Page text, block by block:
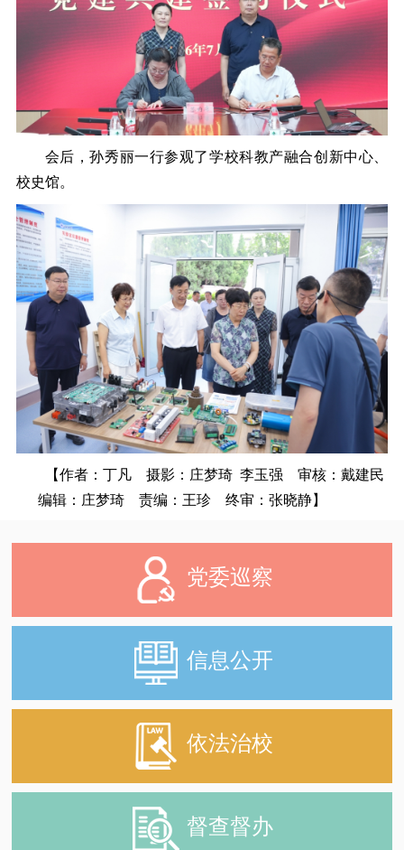
会后，孙秀丽一行参观了学校科教产融合创新中心、
校史馆。
【作者：丁凡 摄影：庄梦琦 李玉强 审核：戴建民
编辑：庄梦琦 责编：王珍 终审：张晓静】
党委巡察
信息公开
依法治校
督查督办